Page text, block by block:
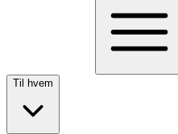
Til hvem